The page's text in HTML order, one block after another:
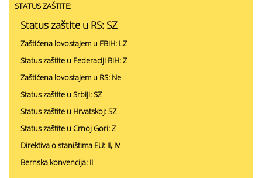
STATUS ZAŠTITE:
Status zaštite u RS: SZ
Zaštićena lovostajem u FBiH: LZ
Status zaštite u Federaciji BiH: Z
Zaštićena lovostajem u RS: Ne
Status zaštite u Srbiji: SZ
Status zaštite u Hrvatskoj: SZ
Status zaštite u Crnoj Gori: Z
Direktiva o staništima EU: II, IV
Bernska konvencija: II